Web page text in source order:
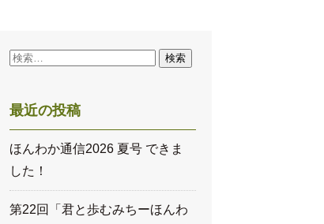
検
最近の投稿
ほんわか通信2026 夏号 できま
した！
第22回「君と歩むみちーほんわ